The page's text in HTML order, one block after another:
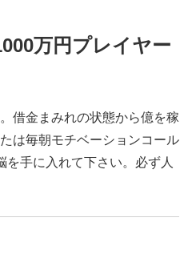
万円プレイヤー
借金まみれの状態から億を稼
は毎朝モチベーションコール
手に入れて下さい。必ず人